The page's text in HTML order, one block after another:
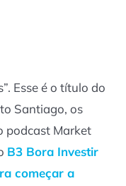
Esse é o título do
Santiago, os
podcast Market
B3 Bora Investir
começar a